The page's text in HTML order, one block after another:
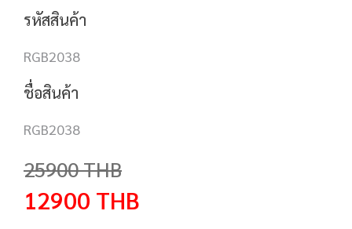
รหัสสินค้า
RGB2038
ชื่อสินค้า
RGB2038
25900THB
12900 THB